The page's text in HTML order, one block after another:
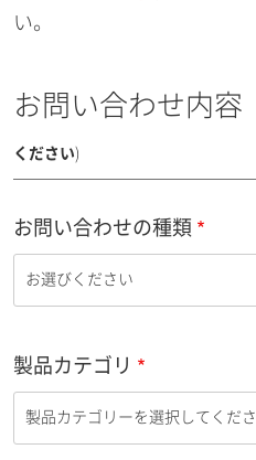
い。
お問い合わせ内容
ください)
お問い合わせの種類
製品カテゴリ